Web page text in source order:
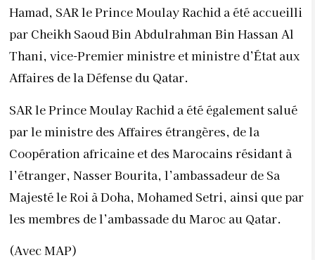
Hamad, SAR le Prince Moulay Rachid a été accueilli
par Cheikh Saoud Bin Abdulrahman Bin Hassan Al
Thani, vice-Premier ministre et ministre d’État aux
Affaires de la Défense du Qatar.
SAR le Prince Moulay Rachid a été également salué
par le ministre des Affaires étrangères, de la
Coopération africaine et des Marocains résidant à
l’étranger, Nasser Bourita, l’ambassadeur de Sa
Majesté le Roi à Doha, Mohamed Setri, ainsi que par
les membres de l’ambassade du Maroc au Qatar.
(Avec MAP)